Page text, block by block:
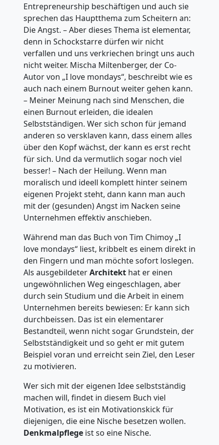
Entrepreneurship beschäftigen und auch sie
sprechen das Hauptthema zum Scheitern an:
Die Angst. – Aber dieses Thema ist elementar,
denn in Schockstarre dürfen wir nicht
verfallen und uns verkriechen bringt uns auch
nicht weiter. Mischa Miltenberger, der Co-
Autor von „I love mondays“, beschreibt wie es
auch nach einem Burnout weiter gehen kann.
– Meiner Meinung nach sind Menschen, die
einen Burnout erleiden, die idealen
Selbstständigen. Wer sich schon für jemand
anderen so versklaven kann, dass einem alles
über den Kopf wächst, der kann es erst recht
für sich. Und da vermutlich sogar noch viel
besser! – Nach der Heilung. Wenn man
moralisch und ideell komplett hinter seinem
eigenen Projekt steht, dann kann man auch
mit der (gesunden) Angst im Nacken seine
Unternehmen effektiv anschieben.
Während man das Buch von Tim Chimoy „I
love mondays“ liest, kribbelt es einem direkt in
den Fingern und man möchte sofort loslegen.
Als ausgebildeterArchitekt hat er einen
ungewöhnlichen Weg eingeschlagen, aber
durch sein Studium und die Arbeit in einem
Unternehmen bereits bewiesen: Er kann sich
durchbeissen. Das ist ein elementarer
Bestandteil, wenn nicht sogar Grundstein, der
Selbstständigkeit und so geht er mit gutem
Beispiel voran und erreicht sein Ziel, den Leser
zu motivieren.
Wer sich mit der eigenen Idee selbstständig
machen will, findet in diesem Buch viel
Motivation, es ist ein Motivationskick für
diejenigen, die eine Nische besetzen wollen.
Denkmalpflege ist so eine Nische.